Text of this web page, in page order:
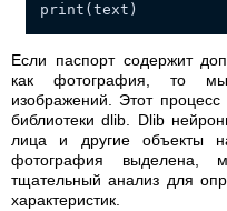
print(text)
Если паспорт содержит
как фотография, то
изображений. Этот
библиотеки dlib. Dlib
лица и другие объекты
фотография выделена,
тщательный анализ для
характеристик.